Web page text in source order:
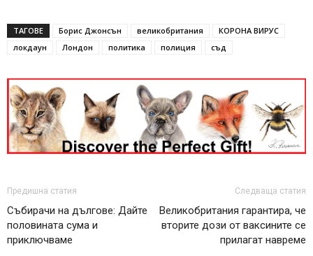
ТАГОВЕ Борис Джонсън великобритания
КОРОНА ВИРУС
локдаун
Лондон политика полиция съд
Предишна статия
Събирачи на дългове: Дайте
половината сума и
приключваме
Следваща статия
Великобритания гарантира, че
вторите дози от ваксините се
прилагат навреме